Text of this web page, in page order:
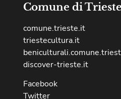
Comune di Trieste
comune.trieste.it
triestecultura.it
discover-trieste.it
Facebook
Twitter